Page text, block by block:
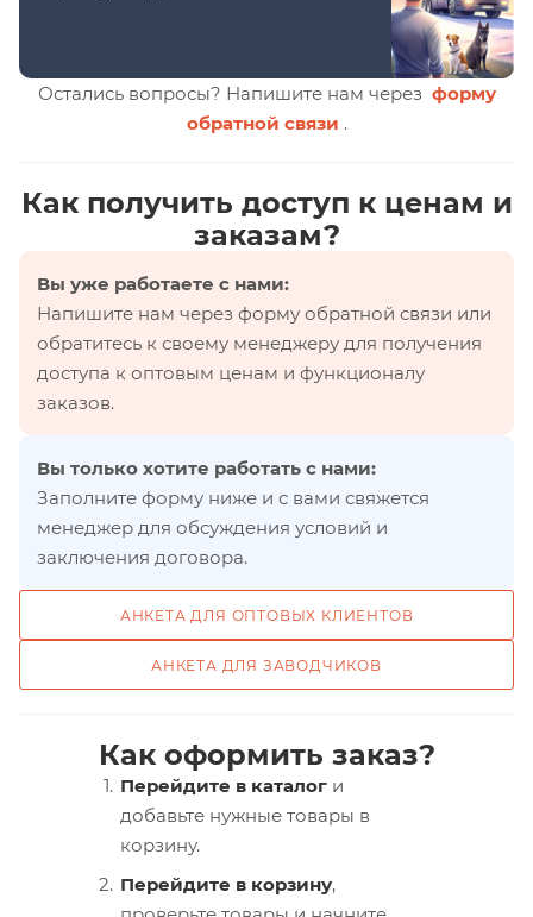
Остались вопросы? Напишите нам через форму
обратной связи .
Как получить доступ к ценам и
заказам?
Вы уже работаете с нами:
Напишите нам через форму обратной связи или
обратитесь к своему менеджеру для получения
доступа к оптовым ценам и функционалу
заказов.
Вы только хотите работать с нами:
Заполните форму ниже и с вами свяжется
менеджер для обсуждения условий и
заключения договора.
АНКЕТА ДЛЯ ОПТОВЫХ КЛИЕНТОВ
АНКЕТА ДЛЯ ЗАВОДЧИКОВ
Как оформить заказ?
Перейдите в каталог и
добавьте нужные товары в
корзину.
Перейдите в корзину,